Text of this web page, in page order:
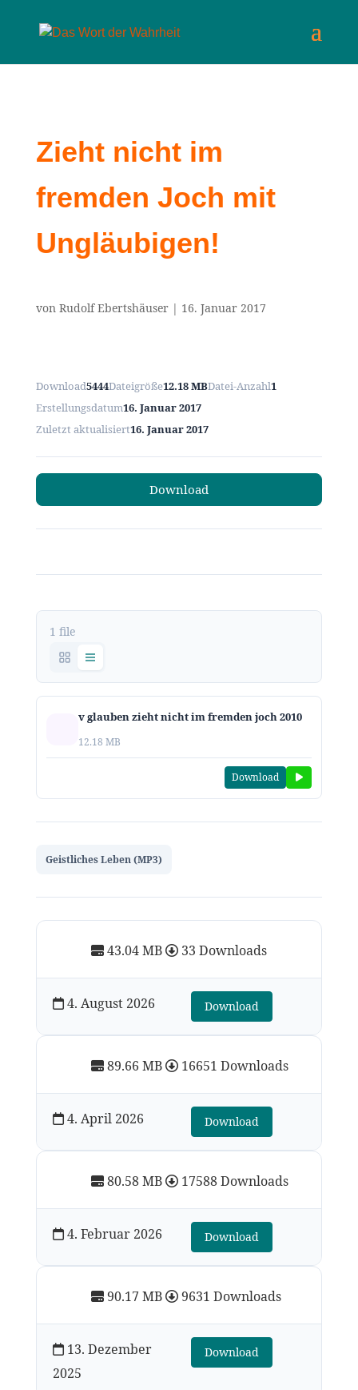
Zieht nicht im
fremden Joch mit
Ungläubigen!
von Rudolf Ebertshäuser| 16. Januar 2017
Download5444Dateigröße12.18 MBDatei-Anzahl1
Erstellungsdatum16. Januar 2017
Zuletzt aktualisiert16. Januar 2017
Download
1 file
v glauben zieht nicht im fremden joch 2010
12.18 MB
Download
Geistliches Leben (MP3)
43.04 MB 33 Downloads
4. August 2026 Download
89.66 MB 16651 Downloads
4. April 2026 Download
80.58 MB 17588 Downloads
4. Februar 2026 Download
90.17 MB 9631 Downloads
13. Dezember
2025
Download